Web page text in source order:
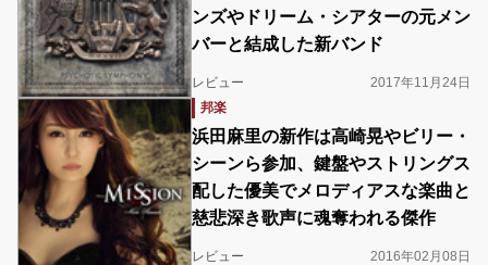
ンズやドリーム・シアターの元メン
バーと結成した新バンド
レビュー
2017年11月24日
邦楽
浜田麻里の新作は高崎晃やビリー・
シーンら参加、鍵盤やストリングス
配した優美でメロディアスな楽曲と
慈悲深き歌声に魂奪われる傑作
レビュー
2016年02月08日